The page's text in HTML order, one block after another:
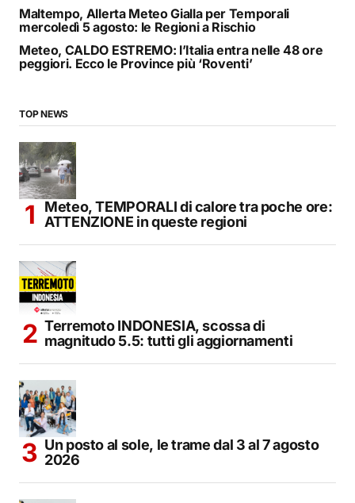
Maltempo, Allerta Meteo Gialla per Temporali
mercoledì 5 agosto: le Regioni a Rischio
Meteo, CALDO ESTREMO: l’Italia entra nelle 48 ore
peggiori. Ecco le Province più ‘Roventi’
TOP NEWS
Meteo, TEMPORALI di calore tra poche ore:
ATTENZIONE in queste regioni
Terremoto INDONESIA, scossa di
magnitudo 5.5: tutti gli aggiornamenti
Un posto al sole, le trame dal 3 al 7 agosto
2026